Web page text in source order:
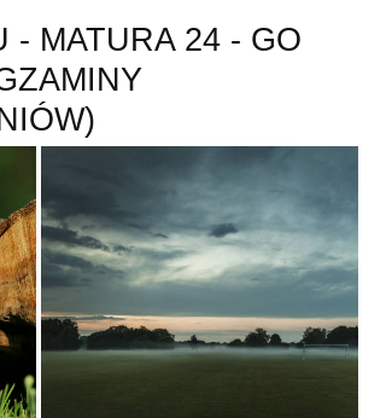
- MATURA 24 - GO